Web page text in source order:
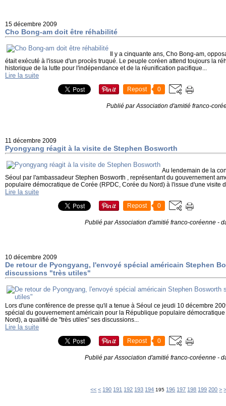
15 décembre 2009
Cho Bong-am doit être réhabilité
Il y a cinquante ans, Cho Bong-am,
était exécuté à l'issue d'un procès truqué. Le peuple coréen attend toujours la
historique de la lutte pour l'indépendance et de la réunification pacifique...
Lire la suite
Repost 0
Publié par Association d'amitié franco-
11 décembre 2009
Pyongyang réagit à la visite de Stephen Bosworth
Au lendemain de la
Séoul par l'ambassadeur Stephen Bosworth , représentant du gouvernement
populaire démocratique de Corée (RPDC, Corée du Nord) à l'issue d'une visite
Lire la suite
Repost 0
Publié par Association d'amitié franco-coréenne -
10 décembre 2009
De retour de Pyongyang, l'envoyé spécial américain Stephen
discussions "très utiles"
Lors d'une conférence de presse qu'il a tenue à Séoul ce jeudi 10 décembre
spécial du gouvernement américain pour la République populaire
Nord), a qualifié de "très utiles" ses discussions...
Lire la suite
Repost 0
Publié par Association d'amitié franco-coréenne -
<< < 100
110
120
130
140
150
160
170
180
190 191 192 193 194 195 196 197 198 199 200 >